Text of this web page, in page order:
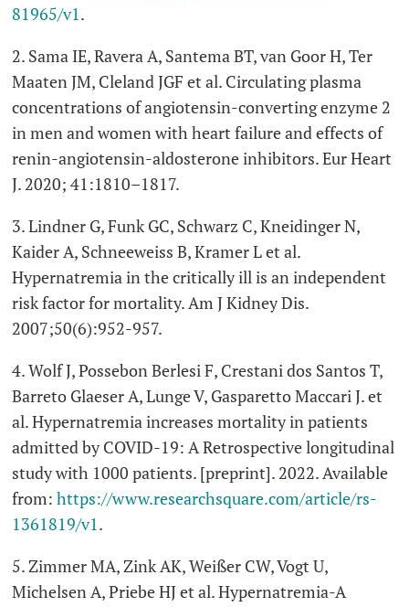
81965/v1.
2. Sama IE, Ravera A, Santema BT, van Goor H, Ter
Maaten JM, Cleland JGF et al. Circulating plasma
concentrations of angiotensin-converting enzyme 2
in men and women with heart failure and effects of
renin-angiotensin-aldosterone inhibitors. Eur Heart
J. 2020; 41:1810–1817.
3. Lindner G, Funk GC, Schwarz C, Kneidinger N,
Kaider A, Schneeweiss B, Kramer L et al.
Hypernatremia in the critically ill is an independent
risk factor for mortality. Am J Kidney Dis.
2007;50(6):952-957.
4. Wolf J, Possebon Berlesi F, Crestani dos Santos T,
Barreto Glaeser A, Lunge V, Gasparetto Maccari J. et
al. Hypernatremia increases mortality in patients
admitted by COVID-19: A Retrospective longitudinal
study with 1000 patients. [preprint]. 2022. Available
from: https://www.researchsquare.com/article/rs-
1361819/v1.
5. Zimmer MA, Zink AK, Weißer CW, Vogt U,
Michelsen A, Priebe HJ et al. Hypernatremia-A